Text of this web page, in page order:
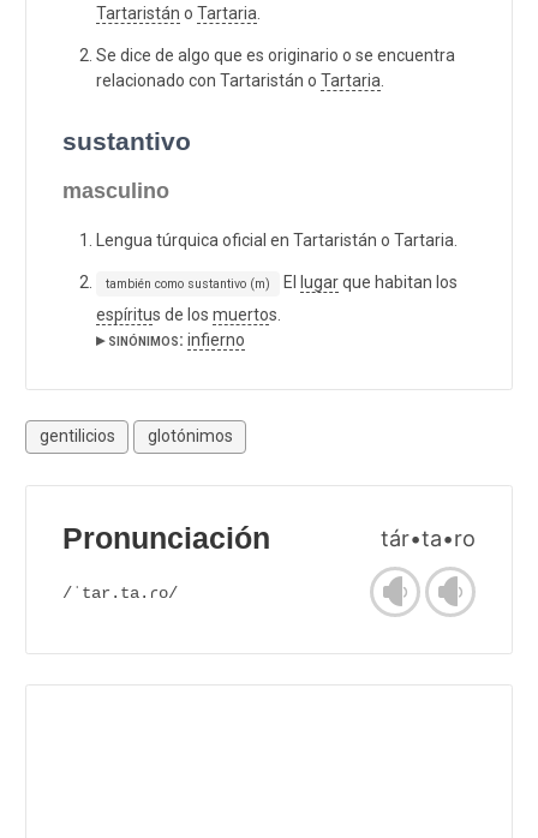
Tartaristán o Tartaria
Se dice de algo que es originario o se encuentra
relacionado con Tartaristán o Tartaria
sustantivo
masculino
Lengua túrquica oficial en Tartaristán o Tartaria.
también como sustantivo (m) El lugarque habitan los
espíritus de los muertos.
▸ sinónimos: infierno
gentilicios glotónimos
Pronunciación tár•ta•ro
/ˈtar.ta.ɾo/